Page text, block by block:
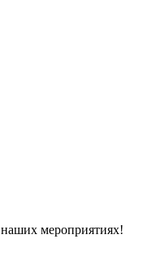
мероприятиях!